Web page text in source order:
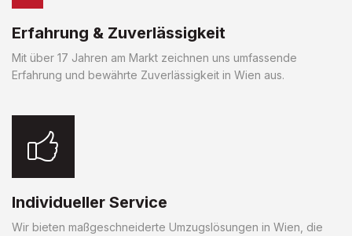
Erfahrung & Zuverlässigkeit
Mit über 17 Jahren am Markt zeichnen uns umfassende
Erfahrung und bewährte Zuverlässigkeit in Wien aus.
Individueller Service
Wir bieten maßgeschneiderte Umzugslösungen in Wien, die